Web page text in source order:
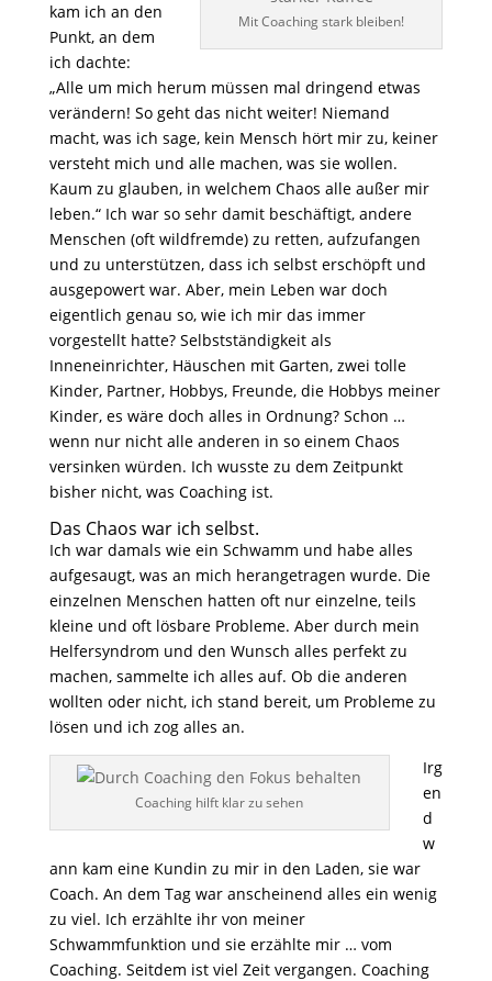
Mit Coaching stark bleiben!
kam ich an den
Punkt, an dem
ich dachte:
„Alle um mich herum müssen mal dringend etwas
verändern! So geht das nicht weiter! Niemand
macht, was ich sage, kein Mensch hört mir zu, keiner
versteht mich und alle machen, was sie wollen.
Kaum zu glauben, in welchem Chaos alle außer mir
leben.“ Ich war so sehr damit beschäftigt, andere
Menschen (oft wildfremde) zu retten, aufzufangen
und zu unterstützen, dass ich selbst erschöpft und
ausgepowert war. Aber, mein Leben war doch
eigentlich genau so, wie ich mir das immer
vorgestellt hatte? Selbstständigkeit als
Inneneinrichter, Häuschen mit Garten, zwei tolle
Kinder, Partner, Hobbys, Freunde, die Hobbys meiner
Kinder, es wäre doch alles in Ordnung? Schon …
wenn nur nicht alle anderen in so einem Chaos
versinken würden. Ich wusste zu dem Zeitpunkt
bisher nicht, was Coaching ist.
Das Chaos war ich selbst.
Ich war damals wie ein Schwamm und habe alles
aufgesaugt, was an mich herangetragen wurde. Die
einzelnen Menschen hatten oft nur einzelne, teils
kleine und oft lösbare Probleme. Aber durch mein
Helfersyndrom und den Wunsch alles perfekt zu
machen, sammelte ich alles auf. Ob die anderen
wollten oder nicht, ich stand bereit, um Probleme zu
lösen und ich zog alles an.
Coaching hilft klar zu sehen
Irg
en
d
w
ann kam eine Kundin zu mir in den Laden, sie war
Coach. An dem Tag war anscheinend alles ein wenig
zu viel. Ich erzählte ihr von meiner
Schwammfunktion und sie erzählte mir … vom
Coaching. Seitdem ist viel Zeit vergangen. Coaching